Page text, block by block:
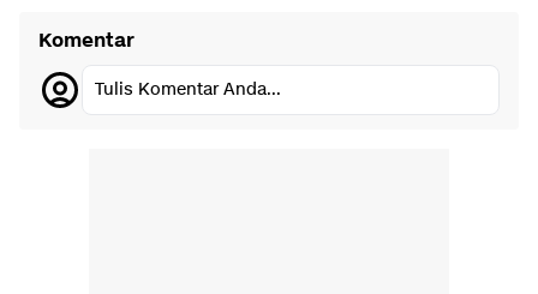
Komentar
Tulis Komentar Anda...